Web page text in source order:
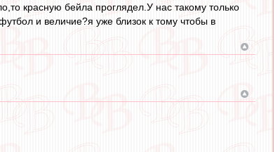
красную бейла проглядел.У нас такому только
и величие?я уже близок к тому чтобы в